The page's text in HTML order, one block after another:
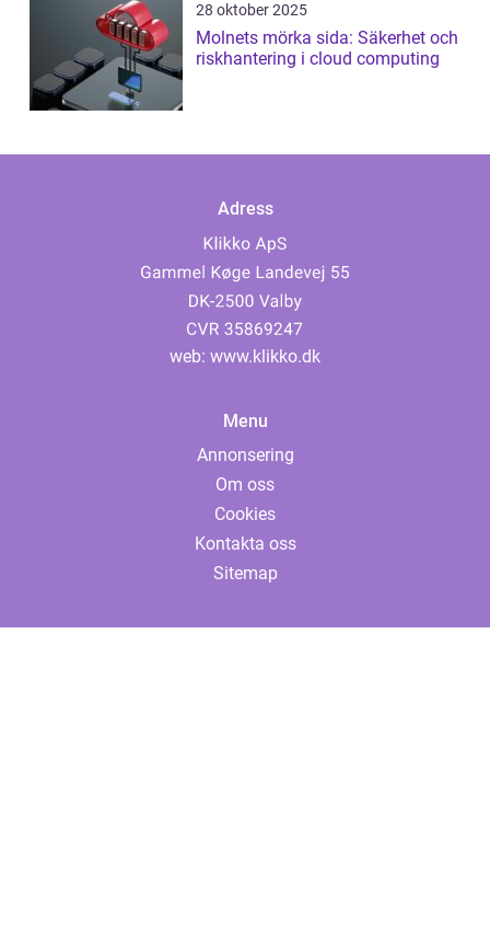
28 oktober 2025
Molnets mörka sida: Säkerhet och
riskhantering i cloud computing
Adress
web: www.klikko.dk
Menu
Annonsering
Om oss
Cookies
Kontakta oss
Sitemap